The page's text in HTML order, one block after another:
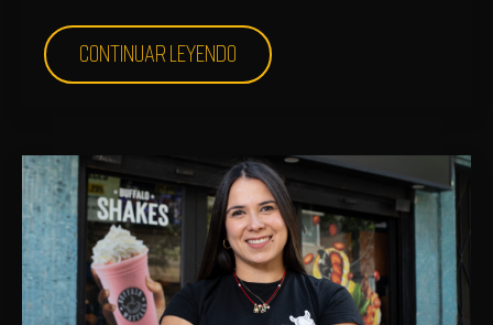
Continuar leyendo